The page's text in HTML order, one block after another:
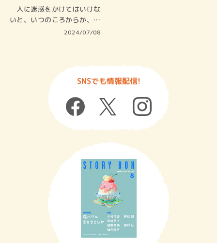
ン…
人に迷惑をかけてはいけな
いと、いつのころからか、強
2024/07/08
SNSでも情報配信!